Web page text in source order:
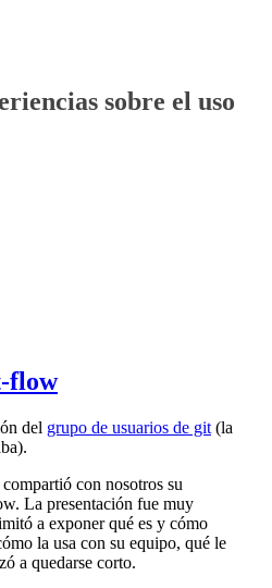
sobre el uso
flow
del grupo de usuarios de git (la
compartió con nosotros su
La presentación fue muy
a exponer qué es y cómo
la usa con su equipo, qué le
a quedarse corto.